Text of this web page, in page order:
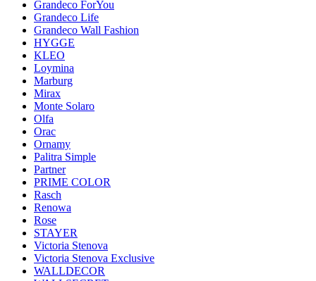
Grandeco ForYou
Grandeco Life
Grandeco Wall Fashion
HYGGE
KLEO
Loymina
Marburg
Mirax
Monte Solaro
Olfa
Orac
Ornamy
Palitra Simple
Partner
PRIME COLOR
Rasch
Renowa
Rose
STAYER
Victoria Stenova
Victoria Stenova Exclusive
WALLDECOR